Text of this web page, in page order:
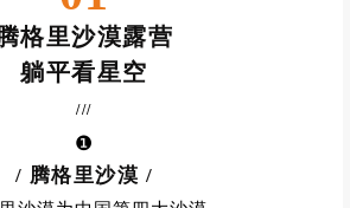
PART
01
腾格里沙漠露营
躺平看星空
❶